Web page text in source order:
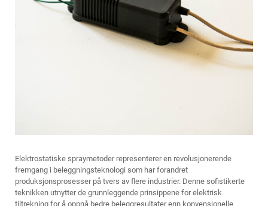
Elektrostatiske spraymetoder representerer en revolusjonerende
fremgang i beleggningsteknologi som har forandret
produksjonsprosesser på tvers av flere industrier. Denne sofistikerte
teknikken utnytter de grunnleggende prinsippene for elektrisk
tiltrekning for å oppnå bedre beleggresultater enn konvensjonelle